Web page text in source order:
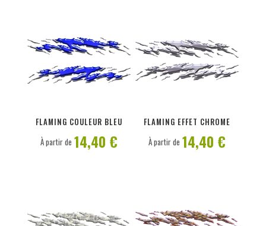
FLAMING COULEUR BLEU
À partir de 14,40 €
FLAMING EFFET CHROME
À partir de 14,40 €